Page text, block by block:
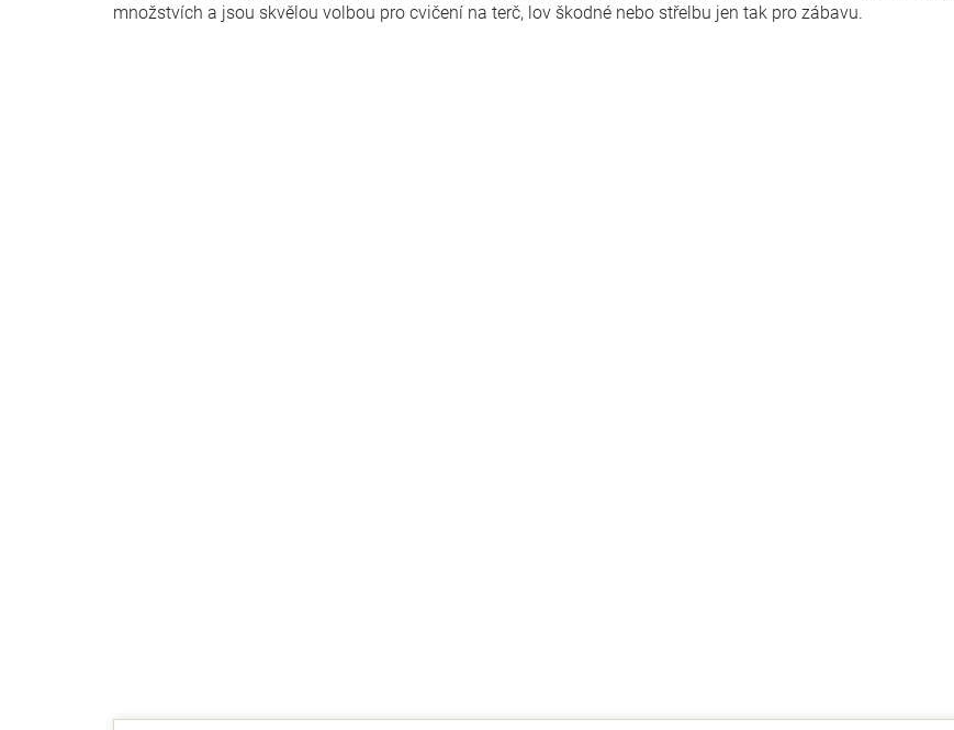
množstvích a jsou skvělou volbou pro cvičení na terč, lov škodné nebo střelbu jen tak pro zábavu.